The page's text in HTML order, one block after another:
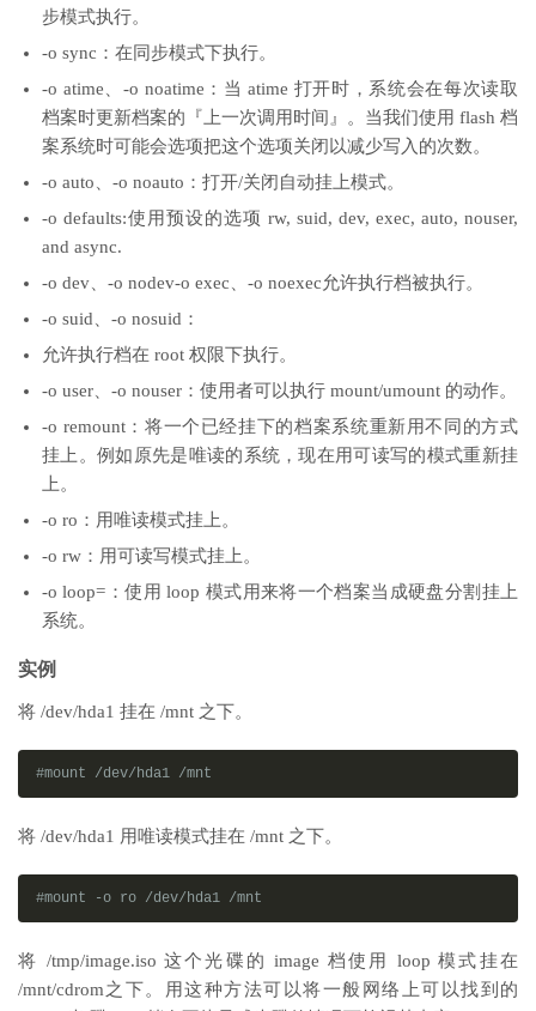
步模式执行。
-o sync：在同步模式下执行。
-o atime、-o noatime：当 atime 打开时，系统会在每次读取
档案时更新档案的『上一次调用时间』。当我们使用 flash 档
案系统时可能会选项把这个选项关闭以减少写入的次数。
-o auto、-o noauto：打开/关闭自动挂上模式。
-o defaults:使用预设的选项 rw, suid, dev, exec, auto, nouser,
and async.
-o dev、-o nodev-o exec、-o noexec允许执行档被执行。
-o suid、-o nosuid：
允许执行档在 root 权限下执行。
-o user、-o nouser：使用者可以执行 mount/umount 的动作。
-o remount：将一个已经挂下的档案系统重新用不同的方式
挂上。例如原先是唯读的系统，现在用可读写的模式重新挂
上。
-o ro：用唯读模式挂上。
-o rw：用可读写模式挂上。
-o loop=：使用 loop 模式用来将一个档案当成硬盘分割挂上
系统。
实例
将 /dev/hda1 挂在 /mnt 之下。
#mount /dev/hda1 /mnt
将 /dev/hda1 用唯读模式挂在 /mnt 之下。
#mount -o ro /dev/hda1 /mnt
将 /tmp/image.iso 这个光碟的 image 档使用 loop 模式挂在
/mnt/cdrom之下。用这种方法可以将一般网络上可以找到的